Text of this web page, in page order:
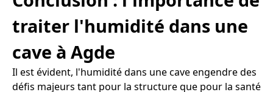
traiter l'humidité dans une
cave à Agde
Il est évident, l'humidité dans une cave engendre des
défis majeurs tant pour la structure que pour la santé